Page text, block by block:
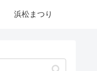
浜松まつり